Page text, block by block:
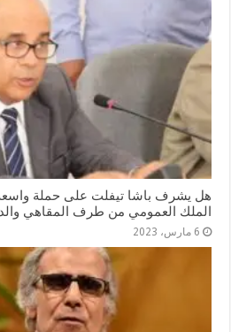
هل يشرف باشا تيفلت على حملة واسعة
الملك العمومي من طرف المقاهي
6 مارس، 2023